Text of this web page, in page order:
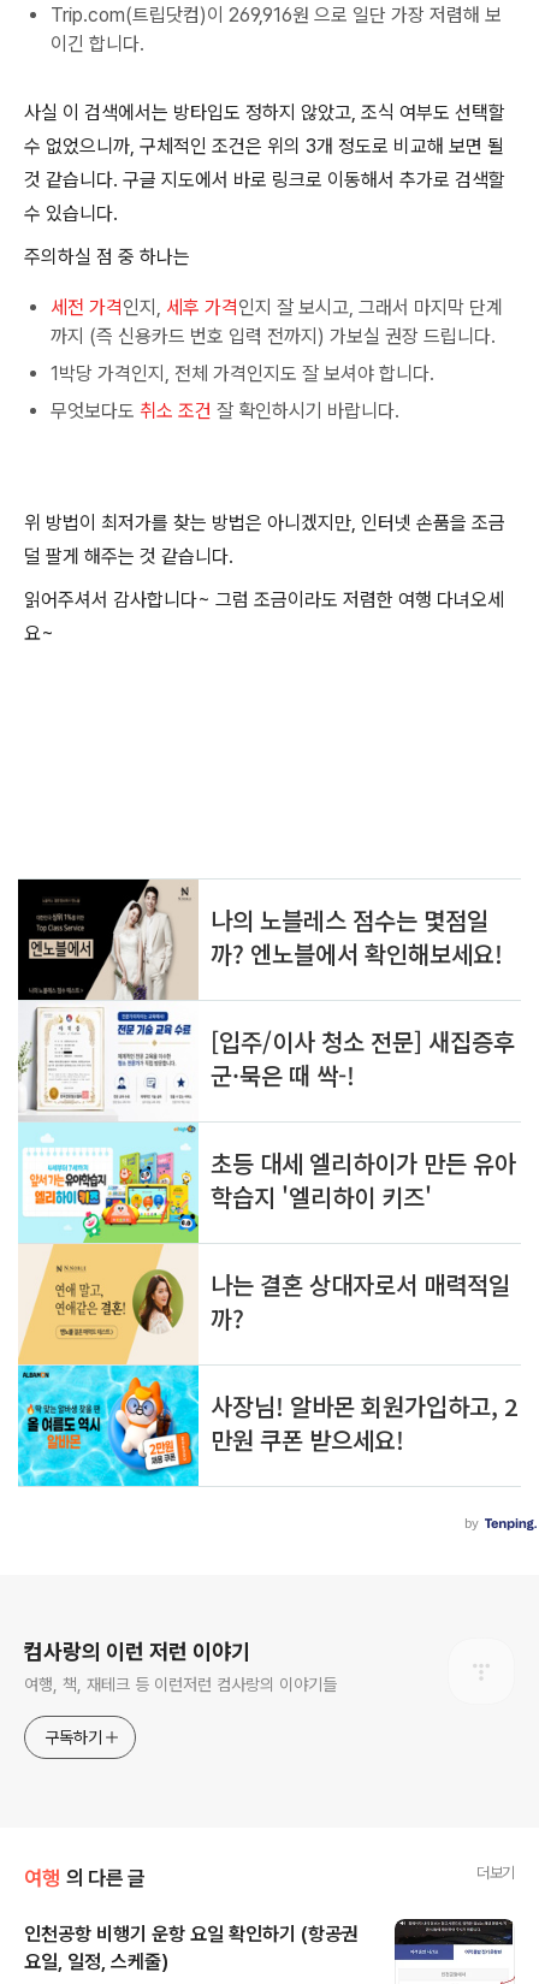
Trip.com(트립닷컴)이 269,916원 으로 일단 가장 저렴해 보
이긴 합니다.
사실 이 검색에서는 방타입도 정하지 않았고, 조식 여부도 선택할
수 없었으니까, 구체적인 조건은 위의 3개 정도로 비교해 보면 될
것 같습니다. 구글 지도에서 바로 링크로 이동해서 추가로 검색할
수 있습니다.
주의하실 점 중 하나는
세전 가격인지, 세후 가격인지 잘 보시고, 그래서 마지막 단계
까지 (즉 신용카드 번호 입력 전까지) 가보실 권장 드립니다.
1박당 가격인지, 전체 가격인지도 잘 보셔야 합니다.
무엇보다도 취소 조건 잘 확인하시기 바랍니다.
위 방법이 최저가를 찾는 방법은 아니겠지만, 인터넷 손품을 조금
덜 팔게 해주는 것 같습니다.
읽어주셔서 감사합니다~ 그럼 조금이라도 저렴한 여행 다녀오세
요~
컴사랑의 이런 저런 이야기
여행, 책, 재테크 등 이런저런 컴사랑의 이야기들
구독하기
여행 의 다른 글 더보기
인천공항 비행기 운항 요일 확인하기 (항공권
요일, 일정, 스케줄)